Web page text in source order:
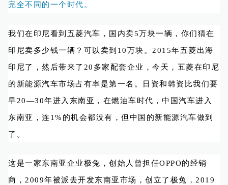
完全不同的一个时代。
我们在印尼看到五菱汽车，国内卖5万块一辆，你们猜在
印尼卖多少钱一辆？可以卖到10万块。2015年五菱出海
印尼了，然后带来了20多家配套企业，今天，五菱在印尼
的新能源汽车市场占有率是第一名。日资和韩资比我们要
早20—30年进入东南亚，在燃油车时代，中国汽车进入
东南亚，连1%的机会都没有，但中国的新能源汽车做到
了。
这是一家东南亚企业极兔，创始人曾担任OPPO的经销
商，2009年被派去开发东南亚市场，创立了极兔，2019